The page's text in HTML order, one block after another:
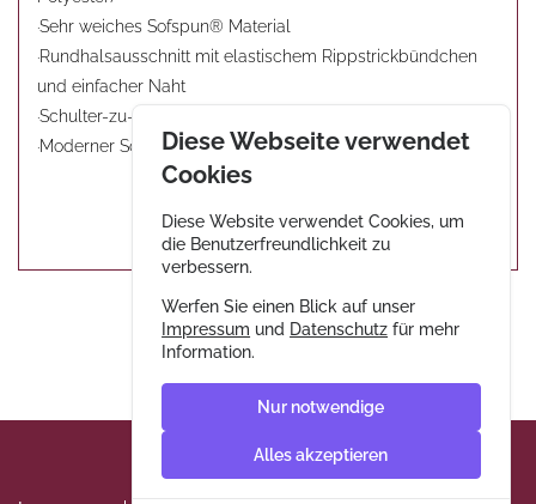
·Sehr weiches Sofspun® Material
·Rundhalsausschnitt mit elastischem Rippstrickbündchen
und einfacher Naht
·Schulter-zu-Schulter Nackenband
·Moderner SchnittDiese Webseite verwendet
Cookies
Diese Website verwendet Cookies, um
die Benutzerfreundlichkeit zu
verbessern.
Werfen Sie einen Blick auf unser
Impressum und Datenschutz für mehr
Information.
Nur notwendige
Alles akzeptieren